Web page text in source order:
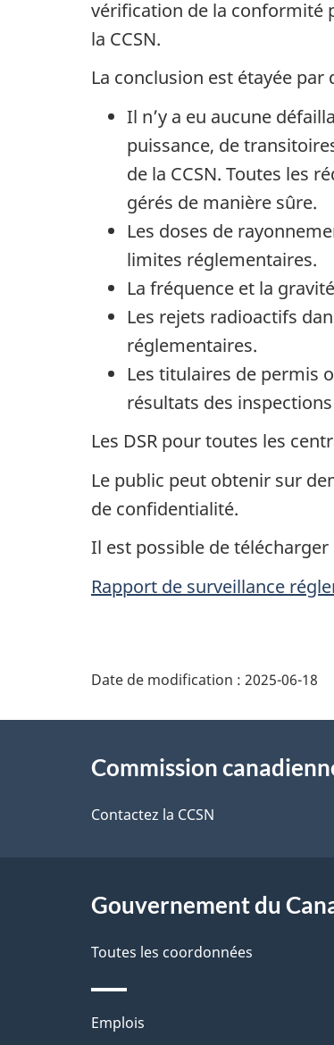
vérification de la conformité
la CCSN.
La conclusion est étayée
Il n’y a eu aucune
puissance, de
de la CCSN. Toutes les
gérés de manière sûre.
Les doses de
limites réglementaires.
La fréquence et la
Les rejets radioactifs
réglementaires.
Les titulaires de permis
résultats des
Les DSR pour toutes les
Le public peut obtenir sur
de confidentialité.
Il est possible de
Rapport de surveillance
a
i
s
d
e
Date de modification : 2025-06-18
proposCommission
Contactez la CCSN
Gouvernement du
Toutes les coordonnées
Thèmes
Emplois